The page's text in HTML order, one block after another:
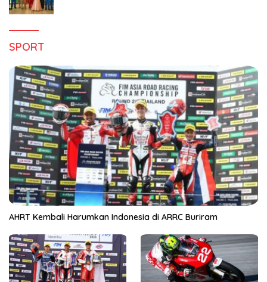
SPORT
AHRT Kembali Harumkan Indonesia di ARRC Buriram